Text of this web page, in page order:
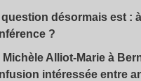
question désormais est :
?
Michèle Alliot-Marie à
intéressée entre